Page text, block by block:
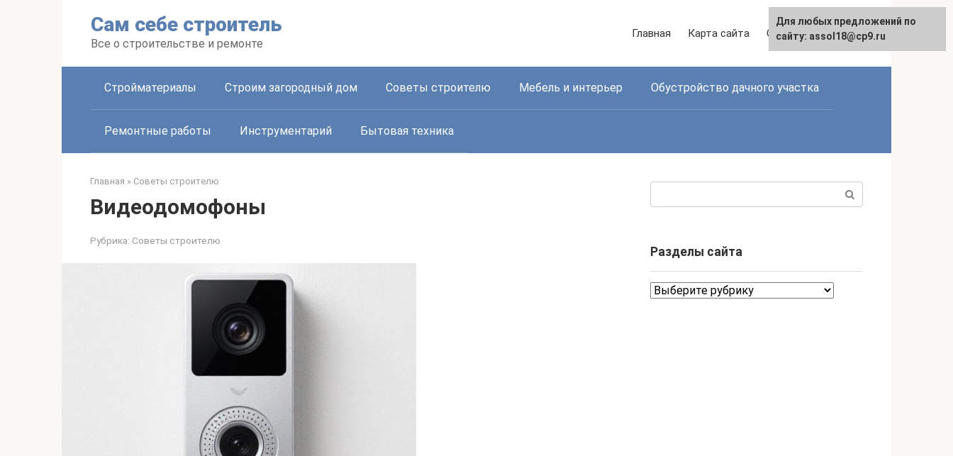
Сам себе строитель
Все о строительстве и ремонте
Главная Карта сайта Связаться с нами
Стройматериалы Строим загородный дом Советы строителю Мебель и интерьер Обустройство дачного участка
Ремонтные работы Инструментарий Бытовая техника
Главная » Советы строителю
Видеодомофоны
Рубрика: Советы строителю
Разделы сайта
Разделы
Для любых предложений по
сайту: assol18@cp9.ru